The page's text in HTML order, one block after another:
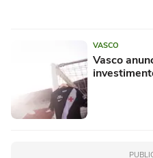
VASCO
Vasco